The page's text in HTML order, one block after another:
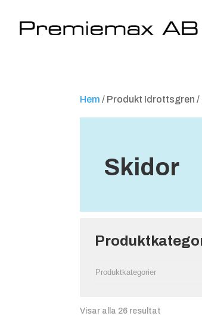
Hem / Produkt Idrottsgren /
Skidor
Visar alla 26 resultat